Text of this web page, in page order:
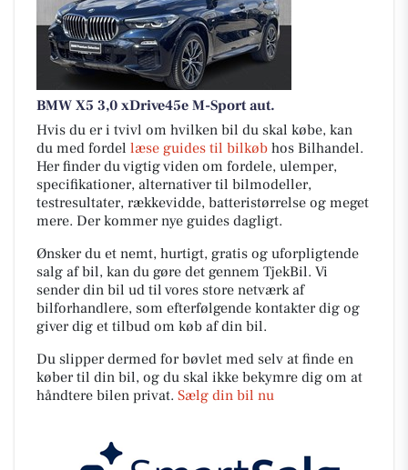
BMW X5 3,0 xDrive45e M-Sport aut.
Hvis du er i tvivl om hvilken bil du skal købe, kan
du med fordel læse guides til bilkøb hos Bilhandel.
Her finder du vigtig viden om fordele, ulemper,
specifikationer, alternativer til bilmodeller,
testresultater, rækkevidde, batteristørrelse og meget
mere. Der kommer nye guides dagligt.
Ønsker du et nemt, hurtigt, gratis og uforpligtende
salg af bil, kan du gøre det gennem TjekBil. Vi
sender din bil ud til vores store netværk af
bilforhandlere, som efterfølgende kontakter dig og
giver dig et tilbud om køb af din bil.
Du slipper dermed for bøvlet med selv at finde en
køber til din bil, og du skal ikke bekymre dig om at
håndtere bilen privat. Sælg din bil nu